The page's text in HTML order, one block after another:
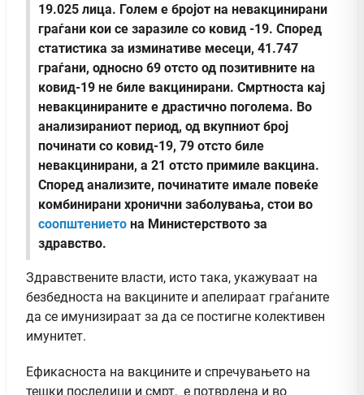
19.025 лица. Голем е бројот на невакцинирани
граѓани кои се заразиле со ковид -19. Според
статистика за изминативе месеци, 41.747
граѓани, односно 69 отсто од позитивните на
ковид-19 не биле вакцинирани. Смртноста кај
невакцинираните е драстично поголема. Во
анализираниот период, од вкупниот број
починати со ковид-19, 79 отсто биле
невакцинирани, а 21 отсто примиле вакцина.
Според анализите, починатите имале повеќе
комбинирани хронични заболувања, стои во
соопштението на Министерството за
здравство.
Здравствените власти, исто така, укажуваат на
безбедноста на вакцините и апелираат граѓаните
да се имунизираат за да се постигне колективен
имунитет.
Ефикасноста на вакцините и спречувањето на
тешки последици и смрт, е потврдена и во